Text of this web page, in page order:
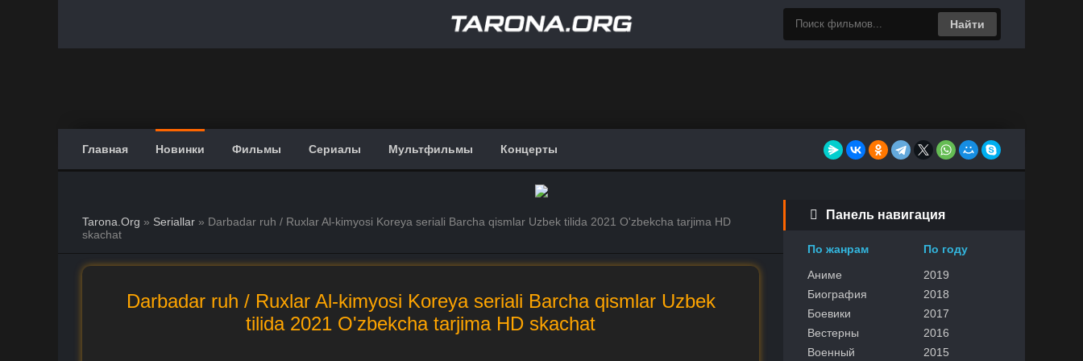
Найти
Главная Новинки Фильмы Сериалы Мультфильмы Концерты
Tarona.Org » Seriallar » Darbadar ruh / Ruxlar Al-kimyosi Koreya seriali Barcha qismlar Uzbek tilida 2021 O'zbekcha tarjima HD
skachat
Darbadar ruh / Ruxlar Al-kimyosi Koreya seriali Barcha qismlar Uzbek
tilida 2021 O'zbekcha tarjima HD skachat
Панель навигация
По жанрам
Аниме
Биография
Боевики
Вестерны
Военный
По году
2019
2018
2017
2016
2015